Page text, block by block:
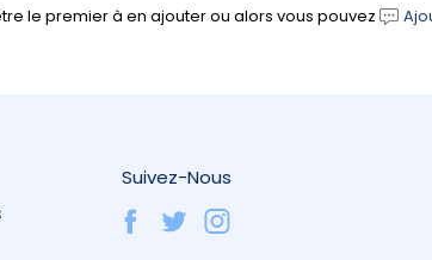
le premier à en ajouter ou alors vous pouvez
Suivez-Nous